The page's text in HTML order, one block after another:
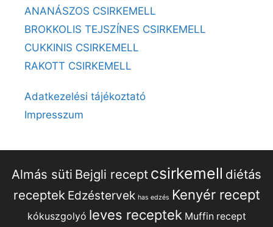
ANANÁSZOS CSIRKEMELL
BROKKOLIS TEJSZÍNES CSIRKEMELL
CUKKINIS CSIRKEMELL
RAKOTT CSIRKEMELL
Adatkezelési tájékoztató
Impresszum
Almás süti Bejgli recept csirkemell diétás
receptek Edzéstervek has edzés Kenyér recept
kókuszgolyó leves receptek Muffin recept